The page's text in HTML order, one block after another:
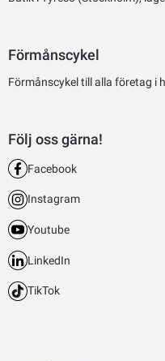
Förmånscykel
Förmånscykel till alla företag i
Följ oss gärna!
Facebook
Instagram
Youtube
LinkedIn
TikTok